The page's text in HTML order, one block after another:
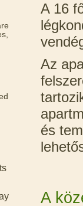
A 16
Az
és
A